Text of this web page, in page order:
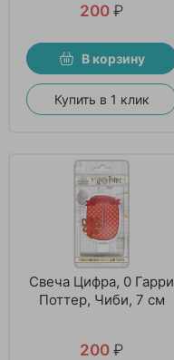
200 ₽
В корзину
Купить в 1 клик
Свеча Цифра, 0 Гарри
Поттер, Чиби, 7 см
200 ₽